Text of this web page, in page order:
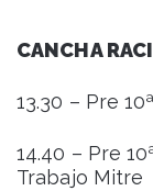
CANCHA
13.30 – Pre
14.40 – Pre
Trabajo Mitre